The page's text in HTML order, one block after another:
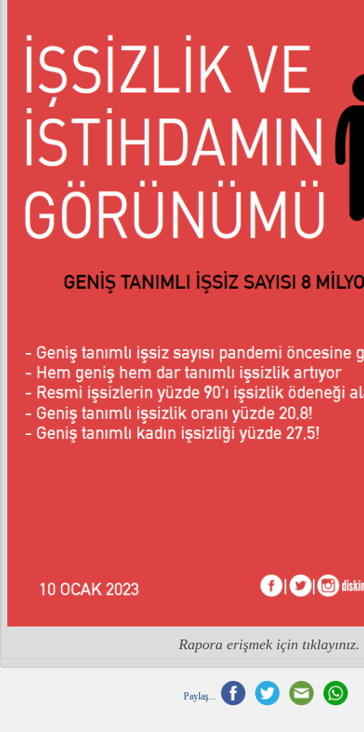
Rapora erişmek için tıklayınız.
Paylaş...